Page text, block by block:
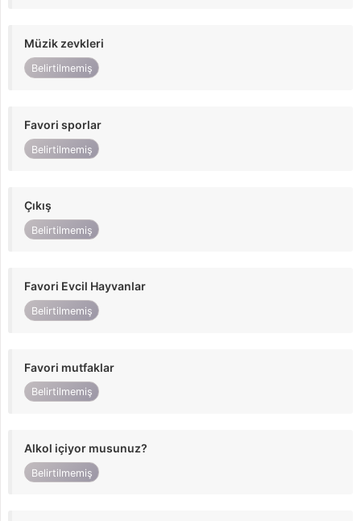
Müzik zevkleri
Belirtilmemiş
Favori sporlar
Belirtilmemiş
Çıkış
Belirtilmemiş
Favori Evcil Hayvanlar
Belirtilmemiş
Favori mutfaklar
Belirtilmemiş
Alkol içiyor musunuz?
Belirtilmemiş